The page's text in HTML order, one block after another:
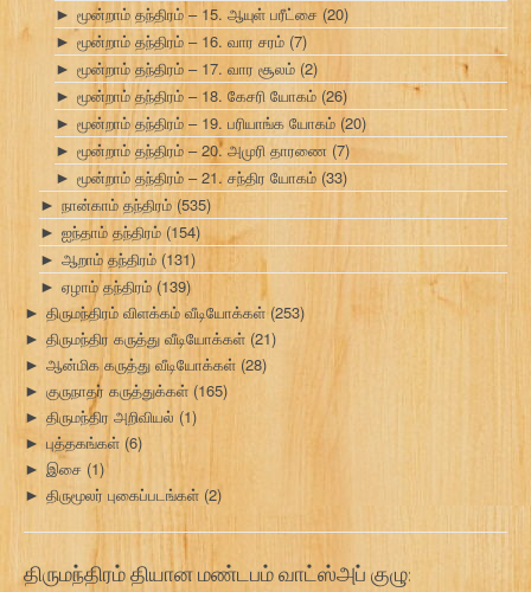
► மூன்றாம் தந்திரம் – 15. ஆயுள் பரீட்சை (20)
► மூன்றாம் தந்திரம் – 16. வார சரம் (7)
► மூன்றாம் தந்திரம் – 17. வார சூலம் (2)
► மூன்றாம் தந்திரம் – 18. கேசரி யோகம் (26)
► மூன்றாம் தந்திரம் – 19. பரியாங்க யோகம் (20)
► மூன்றாம் தந்திரம் – 20. அமுரி தாரணை (7)
► மூன்றாம் தந்திரம் – 21. சந்திர யோகம் (33)
► நான்காம் தந்திரம் (535)
► ஐந்தாம் தந்திரம் (154)
► ஆறாம் தந்திரம் (131)
► ஏழாம் தந்திரம் (139)
► திருமந்திரம் விளக்கம் வீடியோக்கள் (253)
► திருமந்திர கருத்து வீடியோக்கள் (21)
► ஆன்மிக கருத்து வீடியோக்கள் (28)
► குருநாதர் கருத்துக்கள் (165)
► திருமந்திர அறிவியல் (1)
► புத்தகங்கள் (6)
► இசை (1)
► திருமூலர் புகைப்படங்கள் (2)
திருமந்திரம் தியான மண்டபம் வாட்ஸ்அப் குழு: